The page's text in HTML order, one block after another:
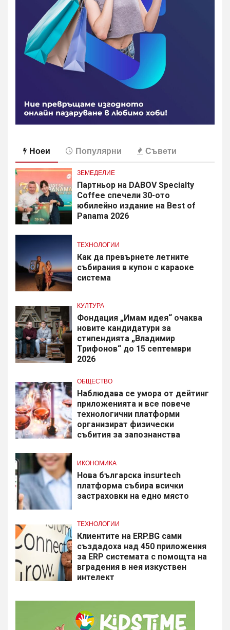
Ноеи Популярни Съвети
ЗЕМЕДЕЛИЕ
Партньор на DABOV Specialty
Coffee спечели 30-ото
юбилейно издание на Best of
Panama 2026
ТЕХНОЛОГИИ
Как да превърнете летните
събирания в купон с караоке
система
КУЛТУРА
Фондация „Имам идея“ очаква
новите кандидатури за
стипендията „Владимир
Трифонов“ до 15 септември
2026
ОБЩЕСТВО
Наблюдава се умора от дейтинг
приложенията и все повече
технологични платформи
организират физически
събития за запознанства
ИКОНОМИКА
Нова българска insurtech
платформа събира всички
застраховки на едно място
ТЕХНОЛОГИИ
Клиентите на ERP.BG сами
създадоха над 450 приложения
за ERP системата с помощта на
вградения в нея изкуствен
интелект